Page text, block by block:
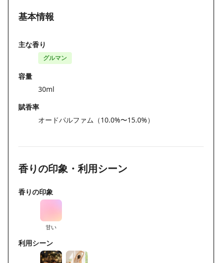
基本情報
主な香り
グルマン
容量
30ml
賦香率
オードパルファム（10.0%〜15.0%）
香りの印象・利用シーン
香りの印象
甘い
利用シーン